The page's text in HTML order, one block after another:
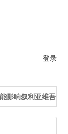
登录
影响叙利亚维吾尔